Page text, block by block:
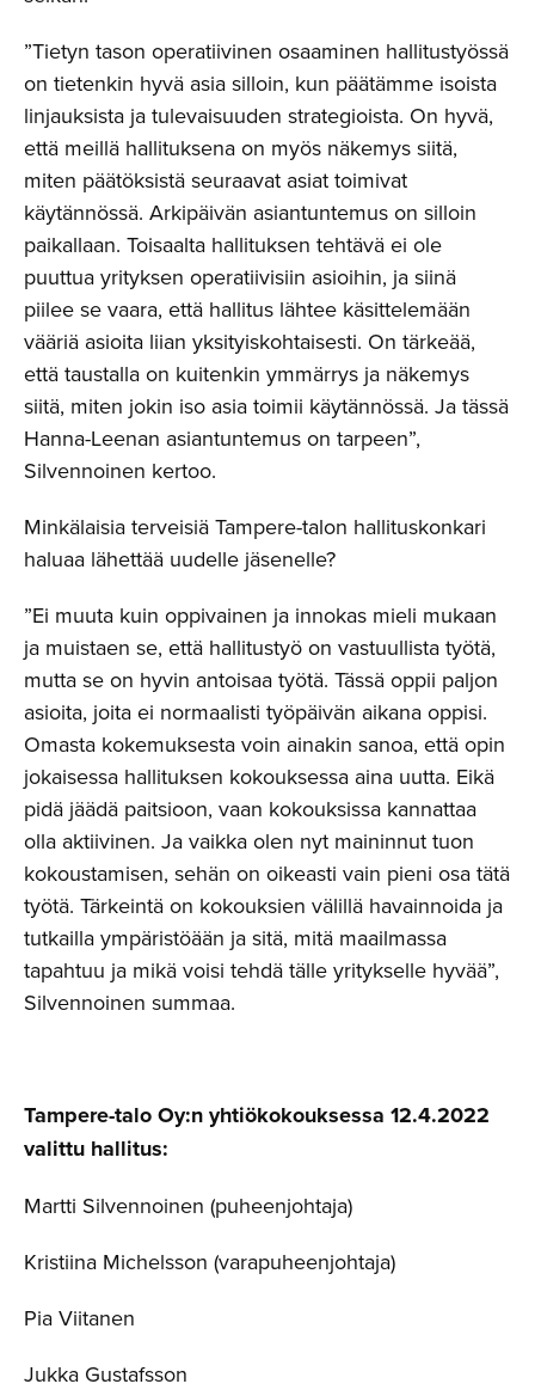
”Tietyn tason operatiivinen osaaminen hallitustyössä
on tietenkin hyvä asia silloin, kun päätämme isoista
linjauksista ja tulevaisuuden strategioista. On hyvä,
että meillä hallituksena on myös näkemys siitä,
miten päätöksistä seuraavat asiat toimivat
käytännössä. Arkipäivän asiantuntemus on silloin
paikallaan. Toisaalta hallituksen tehtävä ei ole
puuttua yrityksen operatiivisiin asioihin, ja siinä
piilee se vaara, että hallitus lähtee käsittelemään
vääriä asioita liian yksityiskohtaisesti. On tärkeää,
että taustalla on kuitenkin ymmärrys ja näkemys
siitä, miten jokin iso asia toimii käytännössä. Ja tässä
Hanna-Leenan asiantuntemus on tarpeen”,
Silvennoinen kertoo.
Minkälaisia terveisiä Tampere-talon hallituskonkari
haluaa lähettää uudelle jäsenelle?
”Ei muuta kuin oppivainen ja innokas mieli mukaan
ja muistaen se, että hallitustyö on vastuullista työtä,
mutta se on hyvin antoisaa työtä. Tässä oppii paljon
asioita, joita ei normaalisti työpäivän aikana oppisi.
Omasta kokemuksesta voin ainakin sanoa, että opin
jokaisessa hallituksen kokouksessa aina uutta. Eikä
pidä jäädä paitsioon, vaan kokouksissa kannattaa
olla aktiivinen. Ja vaikka olen nyt maininnut tuon
kokoustamisen, sehän on oikeasti vain pieni osa tätä
työtä. Tärkeintä on kokouksien välillä havainnoida ja
tutkailla ympäristöään ja sitä, mitä maailmassa
tapahtuu ja mikä voisi tehdä tälle yritykselle hyvää”,
Silvennoinen summaa.
Tampere-talo Oy:n yhtiökokouksessa 12.4.2022
valittu hallitus:
Martti Silvennoinen (puheenjohtaja)
Kristiina Michelsson (varapuheenjohtaja)
Pia Viitanen
Jukka Gustafsson